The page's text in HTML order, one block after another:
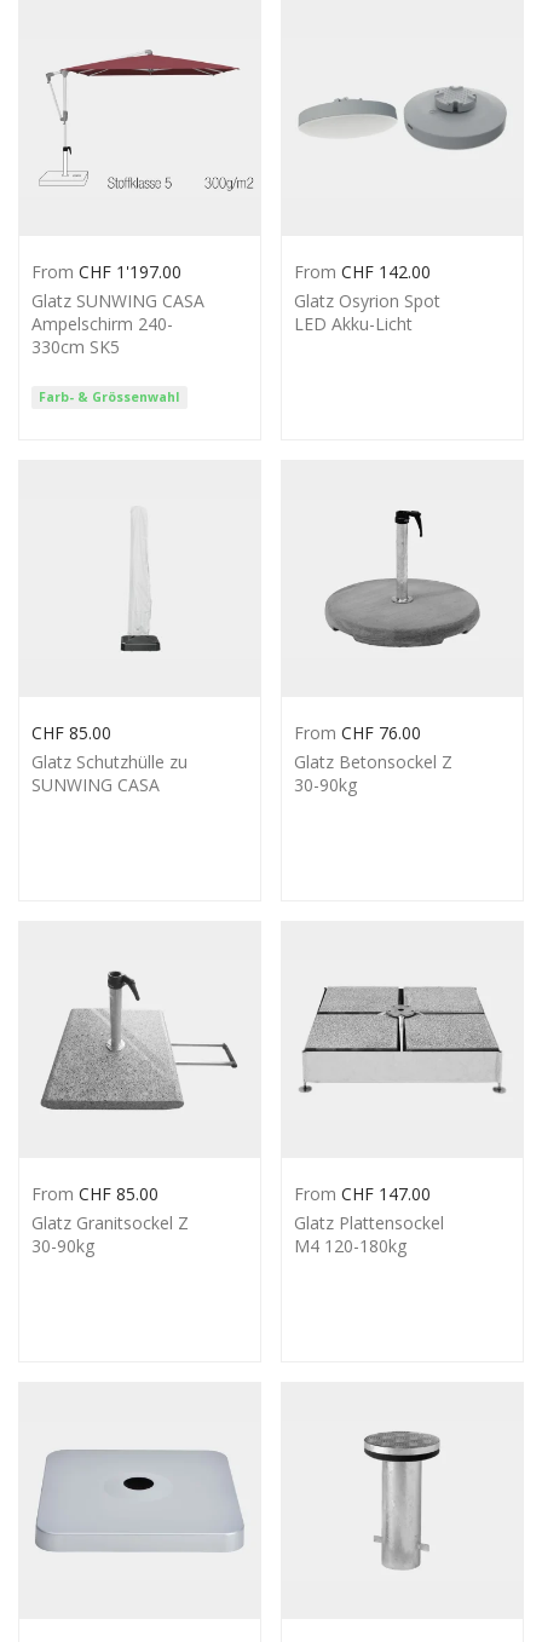
Farb- & Grössenwahl
Glatz SUNWING CASA
Ampelschirm 240-
330cm SK5
From CHF 1'197.00
Glatz Osyrion Spot
LED Akku-Licht
From CHF 142.00
Glatz Schutzhülle zu
SUNWING CASA
CHF 85.00
Glatz Betonsockel Z
30-90kg
From CHF 76.00
Glatz Granitsockel Z
30-90kg
From CHF 85.00
Glatz Plattensockel
M4 120-180kg
From CHF 147.00